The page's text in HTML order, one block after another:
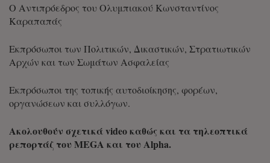
Ο Αντιπρόεδρος του Ολυμπιακού Κωνσταντίνος
Καραπαπάς
Εκπρόσωποι των Πολιτικών, Δικαστικών, Στρατιωτικών
Αρχών και των Σωμάτων Ασφαλείας
Εκπρόσωποι της τοπικής αυτοδιοίκησης, φορέων,
οργανώσεων και συλλόγων.
Ακολουθούν σχετικά video καθώς και τα τηλεοπτικά
ρεπορτάζ του MEGA και του Alpha.